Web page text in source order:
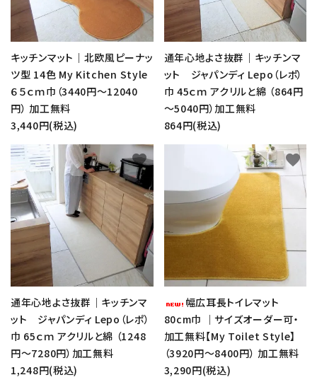
キッチンマット｜北欧風ピーナッ
ツ型 14色 My Kitchen Style
６５ｃｍ巾（3440円～12040
円） 加工無料
3,440円(税込)
通年心地よさ抜群｜キッチンマ
ット ジャパンディ Lepo（レポ）
巾 45ｃｍ アクリルと綿 （864円
～5040円）加工無料
864円(税込)
通年心地よさ抜群｜キッチンマ
ット ジャパンディ Lepo（レポ）
巾 65ｃｍ アクリルと綿 （1248
円～7280円）加工無料
1,248円(税込)
favorite
幅広耳長トイレマット
80cm巾 ｜サイズオーダー可・
加工無料【My Toilet Style】
（3920円～8400円） 加工無料
3,290円(税込)
favorite